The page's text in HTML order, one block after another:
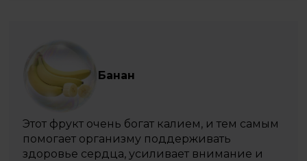
Банан
Этот фрукт очень богат калием, и тем самым
помогает организму поддерживать
здоровье сердца, усиливает внимание и